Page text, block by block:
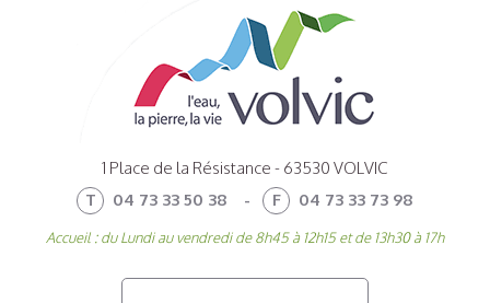
1 Place de la Résistance - 63530 VOLVIC
T
04 73 33 50 38 - F 04 73 33 73 98
Accueil : du Lundi au vendredi de 8h45 à 12h15 et de 13h30 à 17h